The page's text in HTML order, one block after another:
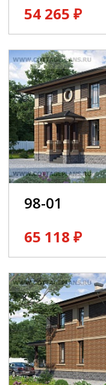
54 265 ₽
98-01
65 118 ₽